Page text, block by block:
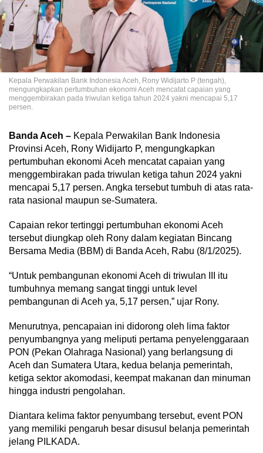
Kepala Perwakilan Bank Indonesia Aceh, Rony Widijarto P (tengah),
mengungkapkan pertumbuhan ekonomi Aceh mencatat capaian yang
menggembirakan pada triwulan ketiga tahun 2024 yakni mencapai 5,17
persen.
Banda Aceh – Kepala Perwakilan Bank Indonesia
Provinsi Aceh, Rony Widijarto P, mengungkapkan
pertumbuhan ekonomi Aceh mencatat capaian yang
menggembirakan pada triwulan ketiga tahun 2024 yakni
mencapai 5,17 persen. Angka tersebut tumbuh di atas rata-
rata nasional maupun se-Sumatera.
Capaian rekor tertinggi pertumbuhan ekonomi Aceh
tersebut diungkap oleh Rony dalam kegiatan Bincang
Bersama Media (BBM) di Banda Aceh, Rabu (8/1/2025).
“Untuk pembangunan ekonomi Aceh di triwulan III itu
tumbuhnya memang sangat tinggi untuk level
pembangunan di Aceh ya, 5,17 persen,” ujar Rony.
Menurutnya, pencapaian ini didorong oleh lima faktor
penyumbangnya yang meliputi pertama penyelenggaraan
PON (Pekan Olahraga Nasional) yang berlangsung di
Aceh dan Sumatera Utara, kedua belanja pemerintah,
ketiga sektor akomodasi, keempat makanan dan minuman
hingga industri pengolahan.
Diantara kelima faktor penyumbang tersebut, event PON
yang memiliki pengaruh besar disusul belanja pemerintah
jelang PILKADA.